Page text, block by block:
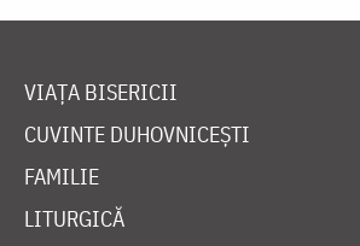
VIAȚA BISERICII
CUVINTE DUHOVNICEȘTI
FAMILIE
LITURGICĂ